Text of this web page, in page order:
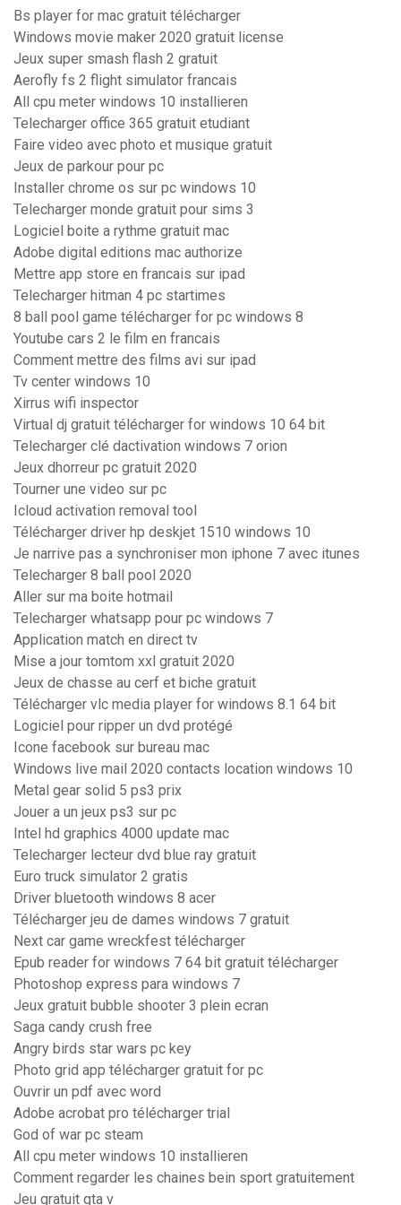
Bs player for mac gratuit télécharger
Windows movie maker 2020 gratuit license
Jeux super smash flash 2 gratuit
Aerofly fs 2 flight simulator francais
All cpu meter windows 10 installieren
Telecharger office 365 gratuit etudiant
Faire video avec photo et musique gratuit
Jeux de parkour pour pc
Installer chrome os sur pc windows 10
Telecharger monde gratuit pour sims 3
Logiciel boite a rythme gratuit mac
Adobe digital editions mac authorize
Mettre app store en francais sur ipad
Telecharger hitman 4 pc startimes
8 ball pool game télécharger for pc windows 8
Youtube cars 2 le film en francais
Comment mettre des films avi sur ipad
Tv center windows 10
Xirrus wifi inspector
Virtual dj gratuit télécharger for windows 10 64 bit
Telecharger clé dactivation windows 7 orion
Jeux dhorreur pc gratuit 2020
Tourner une video sur pc
Icloud activation removal tool
Télécharger driver hp deskjet 1510 windows 10
Je narrive pas a synchroniser mon iphone 7 avec itunes
Telecharger 8 ball pool 2020
Aller sur ma boite hotmail
Telecharger whatsapp pour pc windows 7
Application match en direct tv
Mise a jour tomtom xxl gratuit 2020
Jeux de chasse au cerf et biche gratuit
Télécharger vlc media player for windows 8.1 64 bit
Logiciel pour ripper un dvd protégé
Icone facebook sur bureau mac
Windows live mail 2020 contacts location windows 10
Metal gear solid 5 ps3 prix
Jouer a un jeux ps3 sur pc
Intel hd graphics 4000 update mac
Telecharger lecteur dvd blue ray gratuit
Euro truck simulator 2 gratis
Driver bluetooth windows 8 acer
Télécharger jeu de dames windows 7 gratuit
Next car game wreckfest télécharger
Epub reader for windows 7 64 bit gratuit télécharger
Photoshop express para windows 7
Jeux gratuit bubble shooter 3 plein ecran
Saga candy crush free
Angry birds star wars pc key
Photo grid app télécharger gratuit for pc
Ouvrir un pdf avec word
Adobe acrobat pro télécharger trial
God of war pc steam
All cpu meter windows 10 installieren
Comment regarder les chaines bein sport gratuitement
Jeu gratuit gta v